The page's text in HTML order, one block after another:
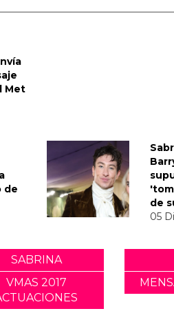
Met
de
de
05
SABRINA
VMAS 2017